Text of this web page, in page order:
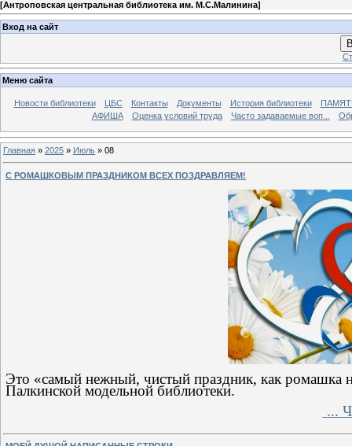
[Антроповская центральная библиотека им. М.С.Малинина]
Вход на сайт
Меню сайта
Новости библиотеки ЦБС Контакты Документы История библиотеки
АФИША
Оценка условий труда Часто задаваемые воп...
Главная » 2025 » Июль » 08
С РОМАШКОВЫМ ПРАЗДНИКОМ ВСЕХ ПОЗДРАВЛЯЕМ!
Это «самый нежный, чистый праздник, как ромашка
Палкинской модельной библиотеки.
...